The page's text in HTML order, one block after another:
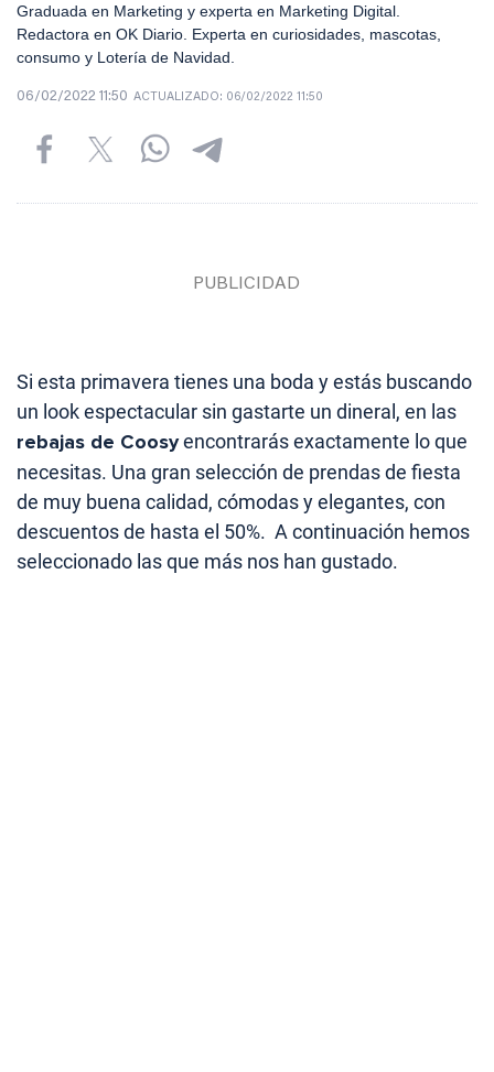
Graduada en Marketing y experta en Marketing Digital.
Redactora en OK Diario. Experta en curiosidades, mascotas,
consumo y Lotería de Navidad.
06/02/2022 11:50 ACTUALIZADO: 06/02/2022 11:50
Si esta primavera tienes una boda y estás buscando
un look espectacular sin gastarte un dineral, en las
rebajas de Coosyencontrarás exactamente lo que
necesitas. Una gran selección de prendas de fiesta
de muy buena calidad, cómodas y elegantes, con
descuentos de hasta el 50%. A continuación hemos
seleccionado las que más nos han gustado.